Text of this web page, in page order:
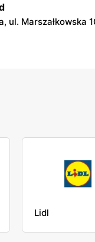
ul. Marszałkowska
Lidl